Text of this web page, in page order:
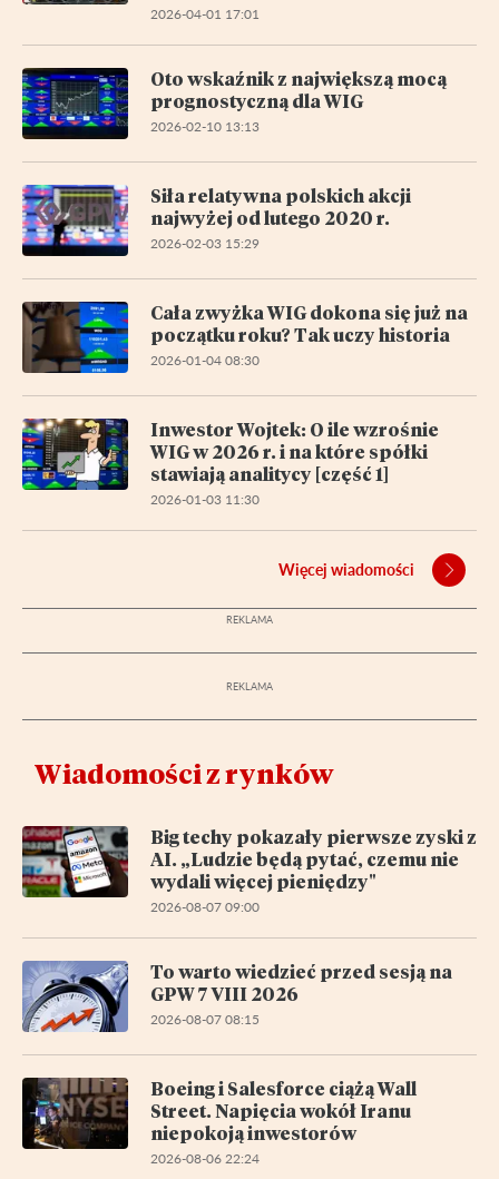
2026-04-01 17:01
Oto wskaźnik z największą mocą
prognostyczną dla WIG
2026-02-10 13:13
Siła relatywna polskich akcji
najwyżej od lutego 2020 r.
2026-02-03 15:29
Cała zwyżka WIG dokona się już na
początku roku? Tak uczy historia
2026-01-04 08:30
Inwestor Wojtek: O ile wzrośnie
WIG w 2026 r. i na które spółki
stawiają analitycy [część 1]
2026-01-03 11:30
Więcej wiadomości
Wiadomości z rynków
Big techy pokazały pierwsze zyski z
AI. „Ludzie będą pytać, czemu nie
wydali więcej pieniędzy"
2026-08-07 09:00
To warto wiedzieć przed sesją na
GPW 7 VIII 2026
2026-08-07 08:15
Boeing i Salesforce ciążą Wall
Street. Napięcia wokół Iranu
niepokoją inwestorów
2026-08-06 22:24